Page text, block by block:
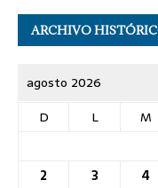
ARCHIVO
agosto 2026
D
L M
2
3 4